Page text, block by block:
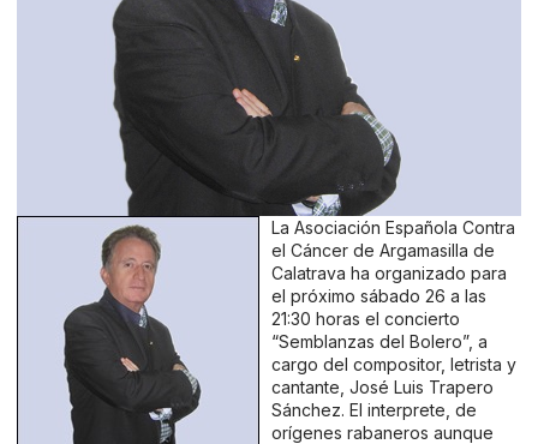
La Asociación Española Contra
el Cáncer de Argamasilla de
Calatrava ha organizado para
el próximo sábado 26 a las
21:30 horas el concierto
“Semblanzas del Bolero”, a
cargo del compositor, letrista y
cantante, José Luis Trapero
Sánchez. El interprete, de
orígenes rabaneros aunque